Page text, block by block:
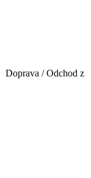
Doprava / Odchod z